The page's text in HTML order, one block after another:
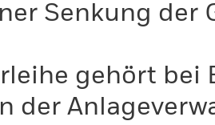
Senkung der
gehört bei
der